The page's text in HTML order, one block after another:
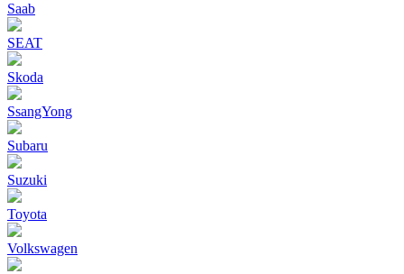
Saab
SEAT
Skoda
SsangYong
Subaru
Suzuki
Toyota
Volkswagen